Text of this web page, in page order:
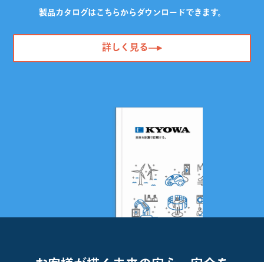
製品カタログはこちらからダウンロードできます。
詳しく見る